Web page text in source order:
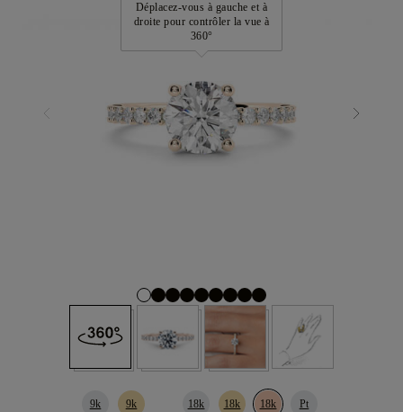
Déplacez-vous à gauche et à
droite pour contrôler la vue à
360°
9k 9k 18k 18k 18k Pt